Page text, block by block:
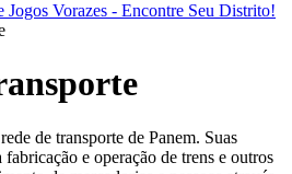
Jogos Vorazes - Encontre Seu Distrito!
de transporte de Panem. Suas
fabricação e operação de trens e outros